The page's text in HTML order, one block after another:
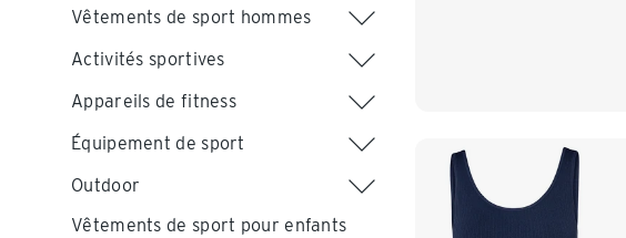
Vêtements de sport hommes
Activités sportives
Appareils de fitness
Équipement de sport
Outdoor
Vêtements de sport pour enfants